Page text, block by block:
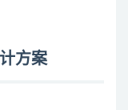
方案